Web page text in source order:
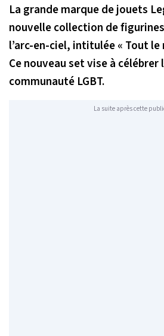
La grande marque de jouets
nouvelle collection de
l’arc-en-ciel, intitulée « Tout
Ce nouveau set vise à
communauté LGBT.
La suite après cette